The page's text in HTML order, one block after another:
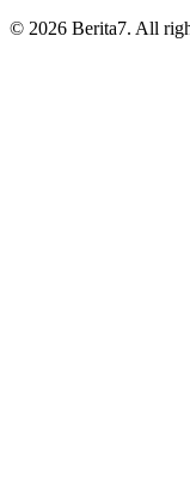
© 2026 Berita7. All